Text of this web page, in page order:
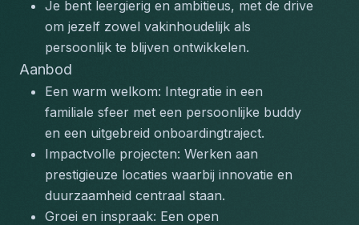
Je bent leergierig en ambitieus, met de drive
om jezelf zowel vakinhoudelijk als
persoonlijk te blijven ontwikkelen.
Aanbod
Een warm welkom: Integratie in een
familiale sfeer met een persoonlijke buddy
en een uitgebreid onboardingtraject.
Impactvolle projecten: Werken aan
prestigieuze locaties waarbij innovatie en
duurzaamheid centraal staan.
Groei en inspraak: Een open